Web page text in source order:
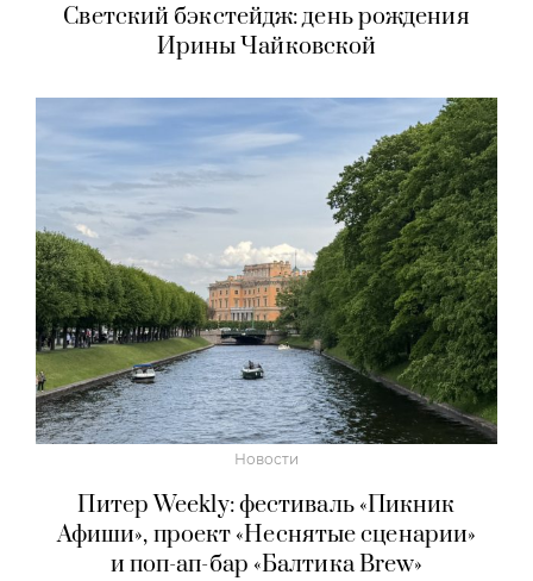
Светский бэкстейдж: день рождения
Ирины Чайковской
Новости
Питер Weekly: фестиваль «Пикник
Афиши», проект «Неснятые сценарии»
и поп-ап-бар «Балтика Brew»